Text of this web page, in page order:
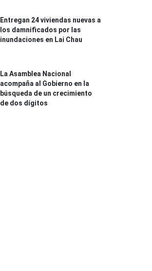
Entregan 24 viviendas nuevas a
los damnificados por las
inundaciones en Lai Chau
La Asamblea Nacional
acompaña al Gobierno en la
búsqueda de un crecimiento
de dos dígitos